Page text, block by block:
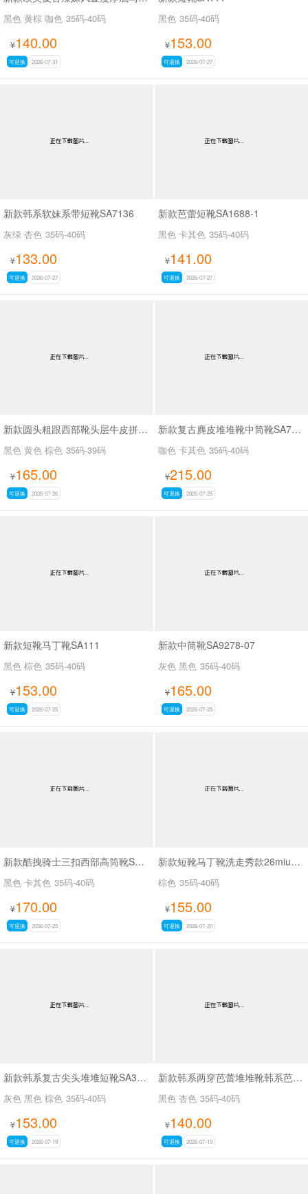
黑色 黄棕 咖色 35码-40码
¥140.00
可退换 2026-07-31
黑色 35码-40码
¥153.00
可退换 2026-07-27
新款韩系软妹系带短靴SA7136
灰绿 杏色 35码-40码
¥133.00
可退换 2026-07-27
新款芭蕾短靴SA1688-1
黑色 卡其色 35码-40码
¥141.00
可退换 2026-07-27
新款圆头粗跟西部靴头层牛皮拼接皮带扣短筒靴SA6002
黑色 黄色 棕色 35码-39码
¥165.00
可退换 2026-07-26
新款复古麂皮堆堆靴中筒靴SA7320-16
咖色 卡其色 35码-40码
¥215.00
可退换 2026-07-25
新款短靴马丁靴SA111
黑色 棕色 35码-40码
¥153.00
可退换 2026-07-25
新款中筒靴SA9278-07
灰色 黑色 35码-40码
¥165.00
可退换 2026-07-25
新款酷拽骑士三扣西部高筒靴SA8042
黑色 卡其色 35码-40码
¥170.00
可退换 2026-07-25
新款短靴马丁靴洗走秀款26miuSA1061
棕色 35码-40码
¥155.00
可退换 2026-07-20
新款韩系复古尖头堆堆短靴SA3050-2
灰色 黑色 棕色 35码-40码
¥153.00
可退换 2026-07-19
新款韩系两穿芭蕾堆堆靴韩系芭蕾两穿靴SA3030
黑色 杏色 35码-40码
¥140.00
可退换 2026-07-19